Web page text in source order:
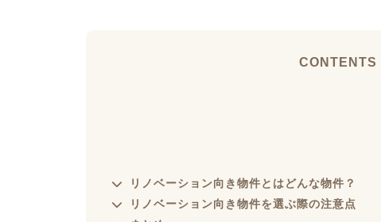
CONTENTS
リノベーション向き物件とはどんな物件？
リノベーション向き物件を選ぶ際の注意点